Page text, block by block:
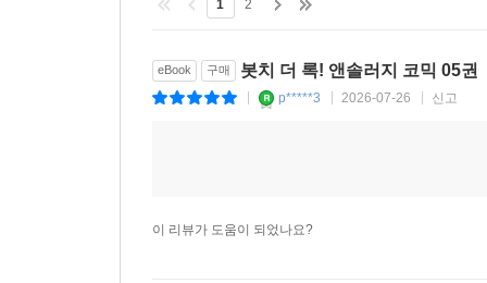
eBook 구매 봇치 더 록! 앤솔러지 코믹 05권